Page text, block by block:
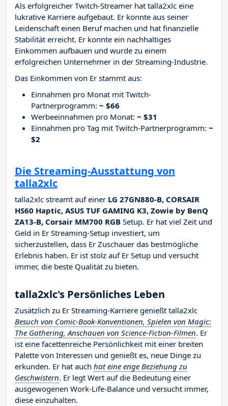
Als erfolgreicher Twitch-Streamer hat talla2xlc eine
lukrative Karriere aufgebaut. Er konnte aus seiner
Leidenschaft einen Beruf machen und hat finanzielle
Stabilität erreicht. Er konnte ein nachhaltiges
Einkommen aufbauen und wurde zu einem
erfolgreichen Unternehmer in der Streaming-Industrie.
Das Einkommen von Er stammt aus:
Einnahmen pro Monat mit Twitch-
Partnerprogramm: ~ $66
Werbeeinnahmen pro Monat: ~ $31
Einnahmen pro Tag mit Twitch-Partnerprogramm: ~
$2
Die Streaming-Ausstattung von
talla2xlc
talla2xlc streamt auf einer LG 27GN880-B, CORSAIR
HS60 Haptic, ASUS TUF GAMING K3, Zowie by BenQ
ZA13-B, Corsair MM700 RGB Setup. Er hat viel Zeit und
Geld in Er Streaming-Setup investiert, um
sicherzustellen, dass Er Zuschauer das bestmögliche
Erlebnis haben. Er ist stolz auf Er Setup und versucht
immer, die beste Qualität zu bieten.
talla2xlc's Persönliches Leben
Zusätzlich zu Er Streaming-Karriere genießt talla2xlc
Besuch von Comic-Book-Konventionen, Spielen von Magic:
The Gathering, Anschauen von Science-Fiction-Filmen. Er
ist eine facettenreiche Persönlichkeit mit einer breiten
Palette von Interessen und genießt es, neue Dinge zu
erkunden. Er hat auch hat eine enge Beziehung zu
Geschwistern. Er legt Wert auf die Bedeutung einer
ausgewogenen Work-Life-Balance und versucht immer,
diese einzuhalten.